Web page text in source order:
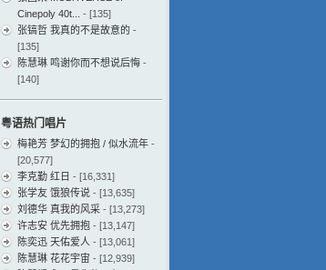
Cinepoly 40t...
- [135]
张镐哲 我真的不是故意的 -
[135]
陈慧琳 鸣谢你而不想说后悔 -
[140]
粤语热门唱片
梅艳芳 梦幻的拥抱 / 似水流年 -
[20,577]
李克勤 红日 - [16,331]
张学友 饿狼传说 - [13,635]
刘德华 真我的风采 - [13,273]
许志安 优先拥抱 - [13,147]
陈奕迅 天佑爱人 - [13,061]
陈慧琳 花花宇宙 - [12,939]